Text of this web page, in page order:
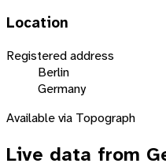
Location
Registered address
Berlin
Germany
Available via Topograph
Live data from